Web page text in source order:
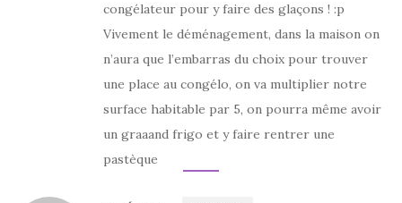
congélateur pour y faire des glaçons ! :p
Vivement le déménagement, dans la maison on
n’aura que l’embarras du choix pour trouver
une place au congélo, on va multiplier notre
surface habitable par 5, on pourra même avoir
un graaand frigo et y faire rentrer une
pastèque